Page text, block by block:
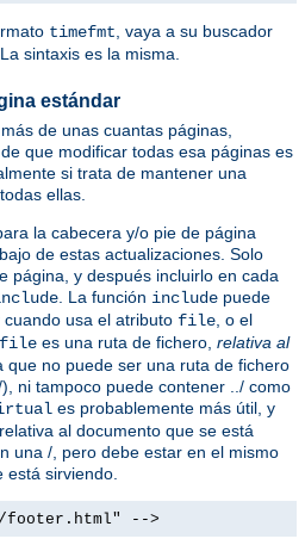
timefmt , vaya a su buscador
. La sintaxis es la misma.
estándar
de unas cuantas páginas,
que modificar todas esa páginas es
si trata de mantener una
ellas.
la cabecera y/o pie de página
de estas actualizaciones. Solo
página, y después incluirlo en cada
. La función include puede
usa el atributo file , o el
file es una ruta de fichero, relativa al
que no puede ser una ruta de fichero
ni tampoco puede contener ../ como
es probablemente más útil, y
al documento que se está
una /, pero debe estar en el mismo
sirviendo.
-->